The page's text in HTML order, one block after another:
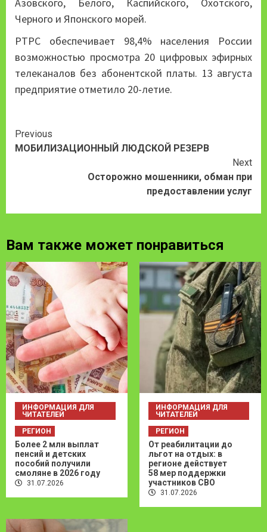
Черного и Японского морей.
РТРС обеспечивает 98,4% населения России
возможностью просмотра 20 цифровых эфирных
телеканалов без абонентской платы. 13 августа
предприятие отметило 20-летие.
Continue
Reading
Previous
МОБИЛИЗАЦИОННЫЙ ЛЮДСКОЙ РЕЗЕРВ
Next
Осторожно мошенники, обман при
предоставлении услуг
Вам также может понравиться
ИНФОРМАЦИЯ ДЛЯ
ЧИТАТЕЛЕЙ
РЕГИОН
Более 2 млн выплат
пенсий и детских
пособий получили
смоляне в 2026 году
31.07.2026
ИНФОРМАЦИЯ ДЛЯ
ЧИТАТЕЛЕЙ
РЕГИОН
От реабилитации до
льгот на отдых: в
регионе действует
58 мер поддержки
участников СВО
31.07.2026